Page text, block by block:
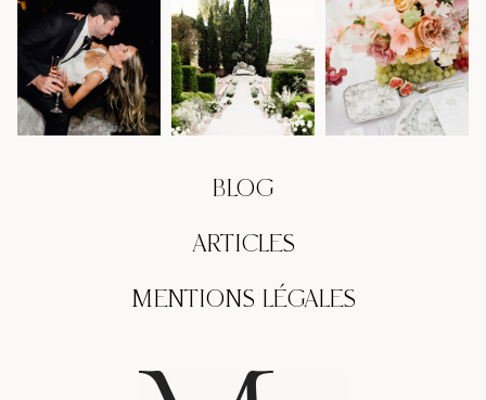
BLOG
ARTICLES
MENTIONS LÉGALES